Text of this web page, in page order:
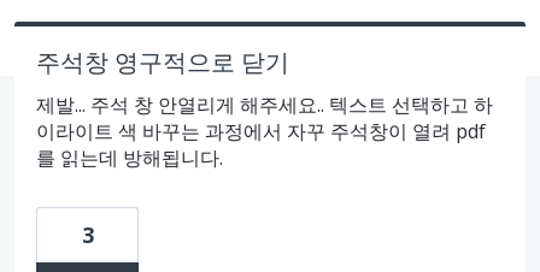
주석창 영구적으로 닫기
제발... 주석 창 안열리게 해주세요.. 텍스트 선택하고 하
이라이트 색 바꾸는 과정에서 자꾸 주석창이 열려 pdf
를 읽는데 방해됩니다.
3